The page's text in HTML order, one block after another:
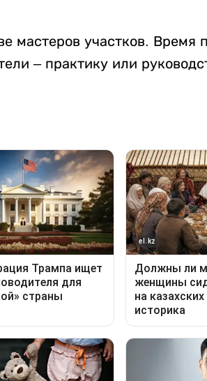
мастеров участков. Время
– практику или